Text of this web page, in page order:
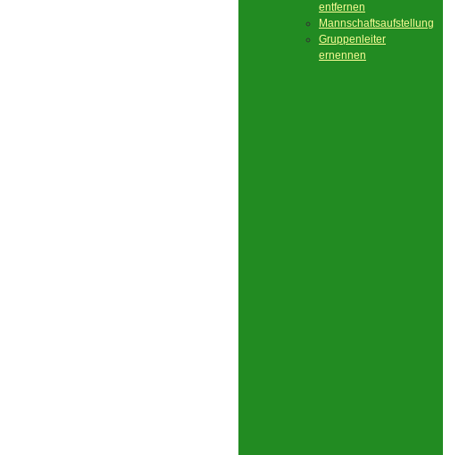
entfernen
Mannschaftsaufstellung
Gruppenleiter
ernennen